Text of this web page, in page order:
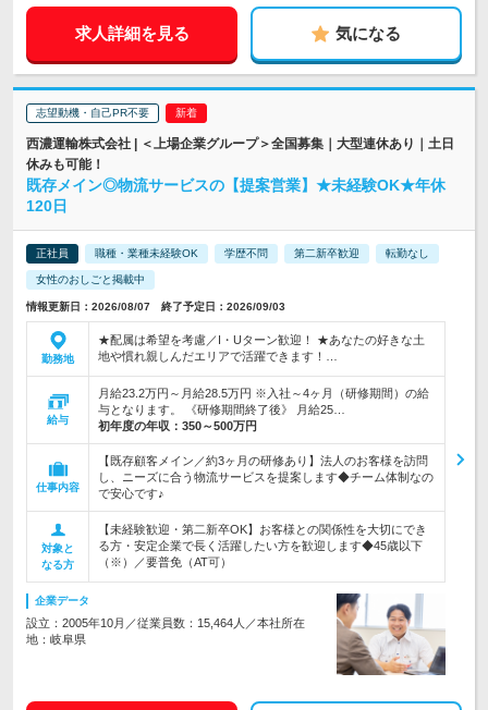
求人詳細を見る 気になる
志望動機・自己PR不要
西濃運輸株式会社 | ＜上場企業グループ＞全国募集｜大型連休あり｜土日
休みも可能！
既存メイン◎物流サービスの【提案営業】★未経験OK★年休
120日
正社員 職種・業種未経験OK 学歴不問 第二新卒歓迎 転勤なし
女性のおしごと掲載中
情報更新日：2026/08/07 終了予定日：2026/09/03
勤務地
★配属は希望を考慮／I・Uターン歓迎！ ★あなたの好きな土
地や慣れ親しんだエリアで活躍できます！…
給与
月給23.2万円～月給28.5万円 ※入社～4ヶ月（研修期間）の給
与となります。 《研修期間終了後》 月給25…
初年度の年収： 350～500万円
仕事内容
【既存顧客メイン／約3ヶ月の研修あり】法人のお客様を訪問
し、ニーズに合う物流サービスを提案します◆チーム体制なの
で安心です♪
対象と
なる方
【未経験歓迎・第二新卒OK】お客様との関係性を大切にでき
る方・安定企業で長く活躍したい方を歓迎します◆45歳以下
（※）／要普免（AT可）
企業データ
設立：2005年10月／従業員数：15,464人／本社所在
地：岐阜県